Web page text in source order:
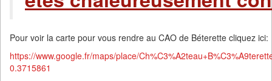
Pour voir la carte pour vous rendre au CAO de Béterette cliquez ici:
https://www.google.fr/maps/place/
0.3715861